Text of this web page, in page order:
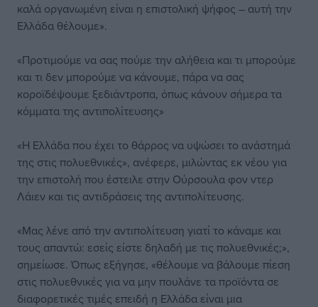
καλά οργανωμένη είναι η επιστολική ψήφος – αυτή την
Ελλάδα θέλουμε».
«Προτιμούμε να σας πούμε την αλήθεια και τι μπορούμε
και τι δεν μπορούμε να κάνουμε, πάρα να σας
κοροϊδέψουμε ξεδιάντροπα, όπως κάνουν σήμερα τα
κόμματα της αντιπολίτευσης»
«Η Ελλάδα που έχει το θάρρος να υψώσει το ανάστημά
της στις πολυεθνικές», ανέφερε, μιλώντας εκ νέου για
την επιστολή που έστειλε στην Ούρσουλα φον ντερ
Λάιεν και τις αντιδράσεις της αντιπολίτευσης.
«Μας λένε από την αντιπολίτευση γιατί το κάναμε και
τους απαντώ: εσείς είστε δηλαδή με τις πολυεθνικές;»,
σημείωσε. Όπως εξήγησε, «θέλουμε να βάλουμε πίεση
στις πολυεθνικές για να μην πουλάνε τα προϊόντα σε
διαφορετικές τιμές επειδή η Ελλάδα είναι μια